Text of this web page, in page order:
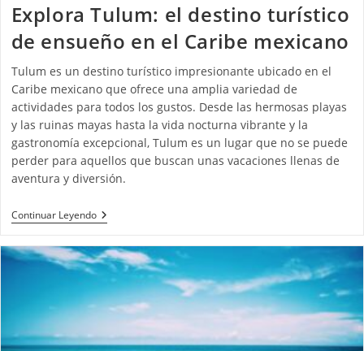
Explora Tulum: el destino turístico
de ensueño en el Caribe mexicano
Tulum es un destino turístico impresionante ubicado en el
Caribe mexicano que ofrece una amplia variedad de
actividades para todos los gustos. Desde las hermosas playas
y las ruinas mayas hasta la vida nocturna vibrante y la
gastronomía excepcional, Tulum es un lugar que no se puede
perder para aquellos que buscan unas vacaciones llenas de
aventura y diversión.
Continuar Leyendo